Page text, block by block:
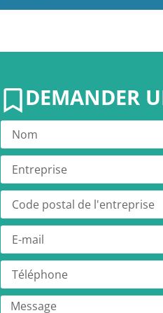
DEMANDER